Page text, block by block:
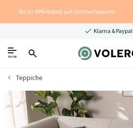
Bis zu 40% Rabatt auf Outdoorteppiche
Klarna & Paypal
menu
Teppiche